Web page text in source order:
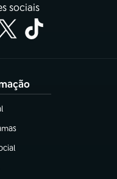
sociais
aba)
aba)